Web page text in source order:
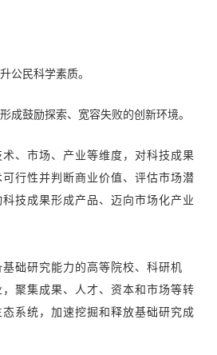
公民科学素质。
鼓励探索、宽容失败的创新环境。
、市场、产业等维度，对科技成果
行性并判断商业价值、评估市场潜
技成果形成产品、迈向市场化产业
础研究能力的高等院校、科研机
聚集成果、人才、资本和市场等转
系统，加速挖掘和释放基础研究成